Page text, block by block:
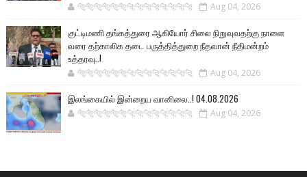
🐅🐅🐅🐅🐅🐅🐆🐆🐆🐆🐆🐆🐆🐆 Aug 04, 2026
குட்டிமணி தங்கத்துரை ஆகியோர் சிலை நிறுவுவதற்கு நாளை
வரை தற்காலிக தடை பருத்தித்துறை நீதவான் நீதிமன்றம்
உத்தரவு..!
🐅🐅🐅🐅🐅🐅🐆🐆🐆🐆🐆🐆🐆🐆 Aug 04, 2026
இலங்கையில் இன்றைய வானிலை..! 04.08.2026
🐅🐅🐅🐅🐅🐅🐆🐆🐆🐆🐆🐆🐆🐆 Aug 04, 2026